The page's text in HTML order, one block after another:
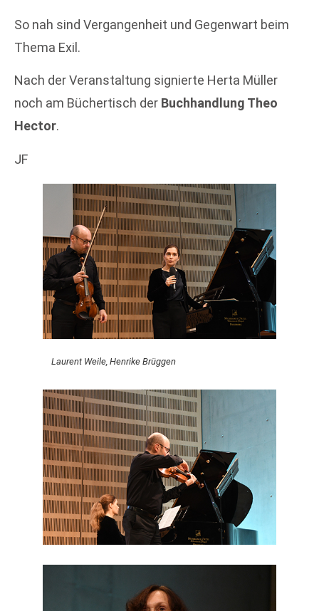
So nah sind Vergangenheit und Gegenwart beim
Thema Exil.
Nach der Veranstaltung signierte Herta Müller
noch am Büchertisch der Buchhandlung Theo
Hector.
JF
Laurent Weile, Henrike Brüggen